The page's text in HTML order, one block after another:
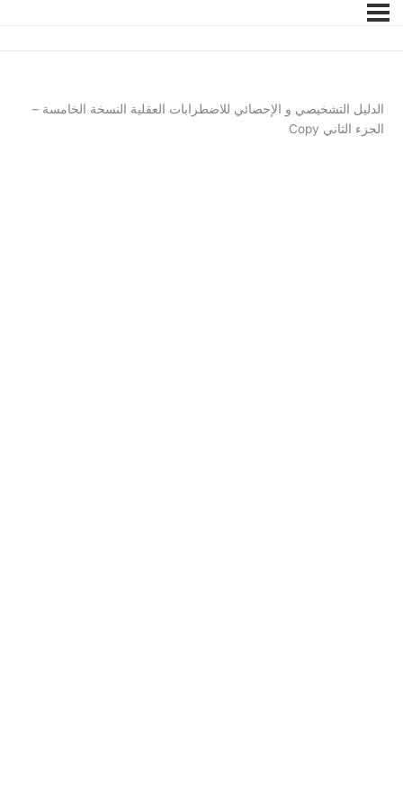
الدليل التشخيصي و الإحصائي للاضطرابات العقلية النسخة الخامسة –
الجزء الثاني Copy